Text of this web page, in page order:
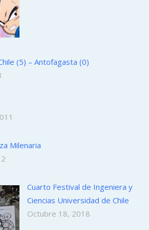
(5) – Antofagasta (0)
Milenaria
Cuarto Festival de Ingeniera y
Ciencias Universidad de Chile
Octubre 18, 2018